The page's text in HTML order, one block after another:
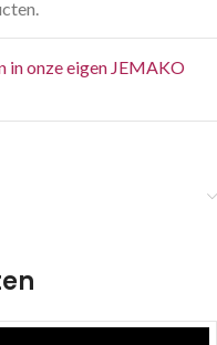
in onze eigen JEMAKO